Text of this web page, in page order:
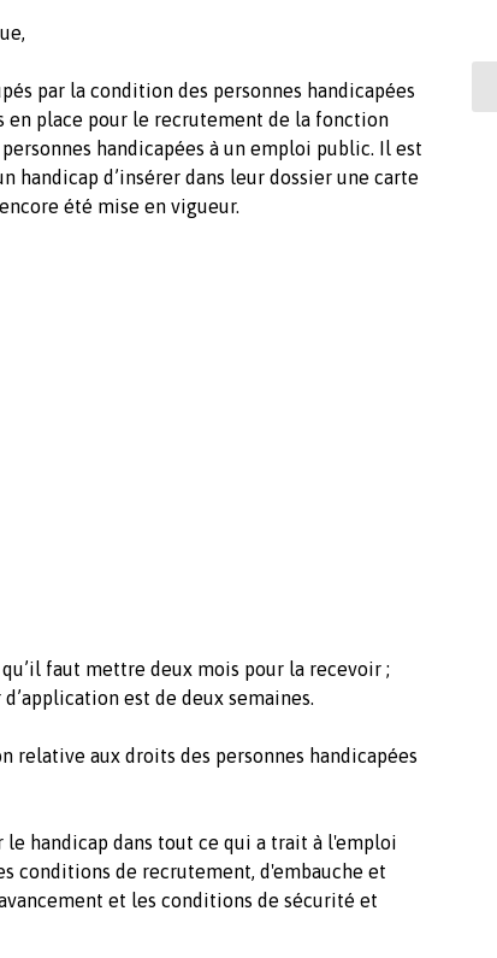
par la condition des personnes handicapées
en place pour le recrutement de la fonction
handicapées à un emploi public. Il est
handicap d’insérer dans leur dossier une carte
été mise en vigueur.
faut mettre deux mois pour la recevoir ;
est de deux semaines.
relative aux droits des personnes handicapées
handicap dans tout ce qui a trait à l'emploi
conditions de recrutement, d'embauche et
et les conditions de sécurité et